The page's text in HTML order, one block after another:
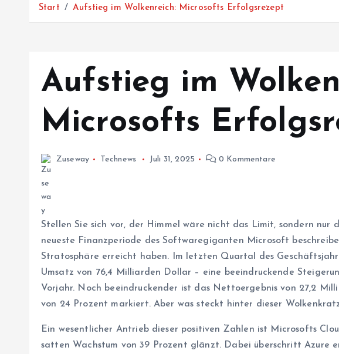
Start Aufstieg im Wolkenreich: Microsofts Erfolgsrezept
Aufstieg im
Microsofts
Zuseway Technews Juli 31, 2025 0 Kommentare
Stellen Sie sich vor, der Himmel wäre nicht das Limit, sondern nur
neueste Finanzperiode des Softwaregiganten Microsoft
Stratosphäre erreicht haben. Im letzten Quartal des
Umsatz von 76,4 Milliarden Dollar – eine beeindruckende
Vorjahr. Noch beeindruckender ist das Nettoergebnis von 27,2
von 24 Prozent markiert. Aber was steckt hinter dieser
Ein wesentlicher Antrieb dieser positiven Zahlen ist Microsofts
satten Wachstum von 39 Prozent glänzt. Dabei überschritt Azure